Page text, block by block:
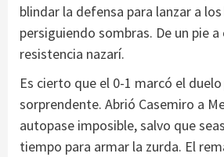
blindar la defensa para lanzar a
persiguiendo sombras. De un pie
resistencia nazarí.
Es cierto que el 0-1 marcó el
sorprendente. Abrió Casemiro a
autopase imposible, salvo que
tiempo para armar la zurda. El